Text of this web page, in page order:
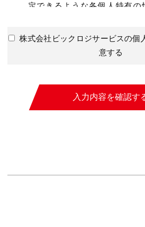
定できるような各個人特有の
◯利用目的
弊社は、お問い合わせをいただ
収集するにあたっては利用目
適法かつ公正な手段によります
またお客様からのお問い合わせ
株式会社ビックロジサービスの個
意する
入力内容を確認す